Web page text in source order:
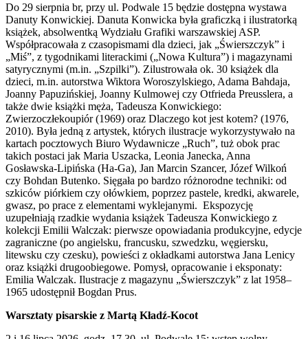
Do 29 sierpnia br, przy ul. Podwale 15 będzie dostępna wystawa
Danuty Konwickiej. Danuta Konwicka była graficzką i ilustratorką
książek, absolwentką Wydziału Grafiki warszawskiej ASP.
Współpracowała z czasopismami dla dzieci, jak „Świerszczyk” i
„Miś”, z tygodnikami literackimi („Nowa Kultura”) i magazynami
satyrycznymi (m.in. „Szpilki”). Zilustrowała ok. 30 książek dla
dzieci, m.in. autorstwa Wiktora Woroszylskiego, Adama Bahdaja,
Joanny Papuzińskiej, Joanny Kulmowej czy Otfrieda Preusslera, a
także dwie książki męża, Tadeusza Konwickiego:
Zwierzoczłekoupiór (1969) oraz Dlaczego kot jest kotem? (1976,
2010). Była jedną z artystek, których ilustracje wykorzystywało na
kartach pocztowych Biuro Wydawnicze „Ruch”, tuż obok prac
takich postaci jak Maria Uszacka, Leonia Janecka, Anna
Gosławska-Lipińska (Ha-Ga), Jan Marcin Szancer, Józef Wilkoń
czy Bohdan Butenko. Sięgała po bardzo różnorodne techniki: od
szkiców piórkiem czy ołówkiem, poprzez pastele, kredki, akwarele,
gwasz, po prace z elementami wyklejanymi. Ekspozycję
uzupełniają rzadkie wydania książek Tadeusza Konwickiego z
kolekcji Emilii Walczak: pierwsze opowiadania produkcyjne, edycje
zagraniczne (po angielsku, francusku, szwedzku, węgiersku,
litewsku czy czesku), powieści z okładkami autorstwa Jana Lenicy
oraz książki drugoobiegowe. Pomysł, opracowanie i eksponaty:
Emilia Walczak. Ilustracje z magazynu „Świerszczyk” z lat 1958–
1965 udostępnił Bogdan Prus.
Warsztaty pisarskie z Martą Kładź-Kocot